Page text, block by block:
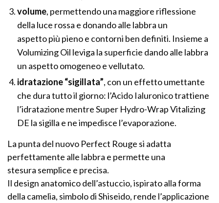
volume, permettendo una maggiore riflessione
della luce rossa e donando alle labbra un
aspetto più pieno e contorni ben definiti. Insieme a
Volumizing Oil leviga la superficie dando alle labbra
un aspetto omogeneo e vellutato.
idratazione “sigillata”, con un effetto umettante
che dura tutto il giorno: l’Acido Ialuronico trattiene
l’idratazione mentre Super Hydro-Wrap Vitalizing
DE la sigilla e ne impedisce l’evaporazione.
La punta del nuovo Perfect Rouge si adatta
perfettamente alle labbra e permette una
stesura semplice e precisa.
Il design anatomico dell’astuccio, ispirato alla forma
della camelia, simbolo di Shiseido, rende l’applicazione